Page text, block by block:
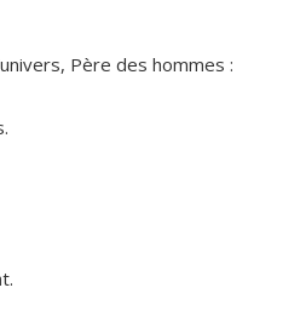
Père des hommes :